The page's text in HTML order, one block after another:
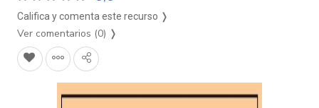
Califica y comenta este recurso ❭
Ver comentarios (0) ❭